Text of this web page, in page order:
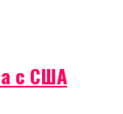
с США